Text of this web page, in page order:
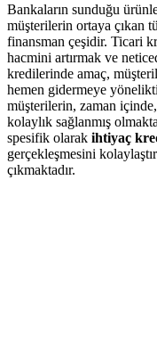
Bankaların sunduğu
müşterilerin ortaya çıkan
finansman çeşidir. Ticari
hacmini artırmak ve
kredilerinde amaç,
hemen gidermeye
müşterilerin, zaman
kolaylık sağlanmış
spesifik olarak ihtiyaç
gerçekleşmesini
çıkmaktadır.